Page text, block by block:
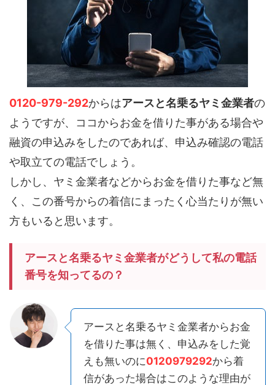
0120-979-292からはアースと名乗るヤミ金業者の
ようですが、ココからお金を借りた事がある場合や
融資の申込みをしたのであれば、申込み確認の電話
や取立ての電話でしょう。
しかし、ヤミ金業者などからお金を借りた事など無
く、この番号からの着信にまったく心当たりが無い
方もいると思います。
アースと名乗るヤミ金業者がどうして私の電話
番号を知ってるの？
アースと名乗るヤミ金業者からお金
を借りた事は無く、申込みをした覚
えも無いのに0120979292から着
信があった場合はこのような理由が